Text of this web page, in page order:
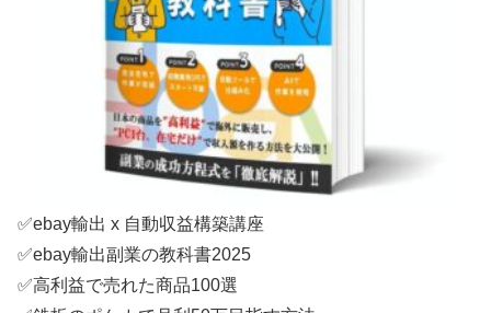
✅ebay輸出 x 自動収益構築講座
✅ebay輸出副業の教科書2025
✅高利益で売れた商品100選